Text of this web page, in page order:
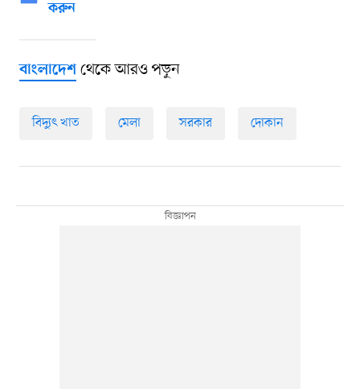
করুন
বাংলাদেশথেকে আরও পড়ুন
বিদ্যুৎ খাত মেলা সরকার দোকান